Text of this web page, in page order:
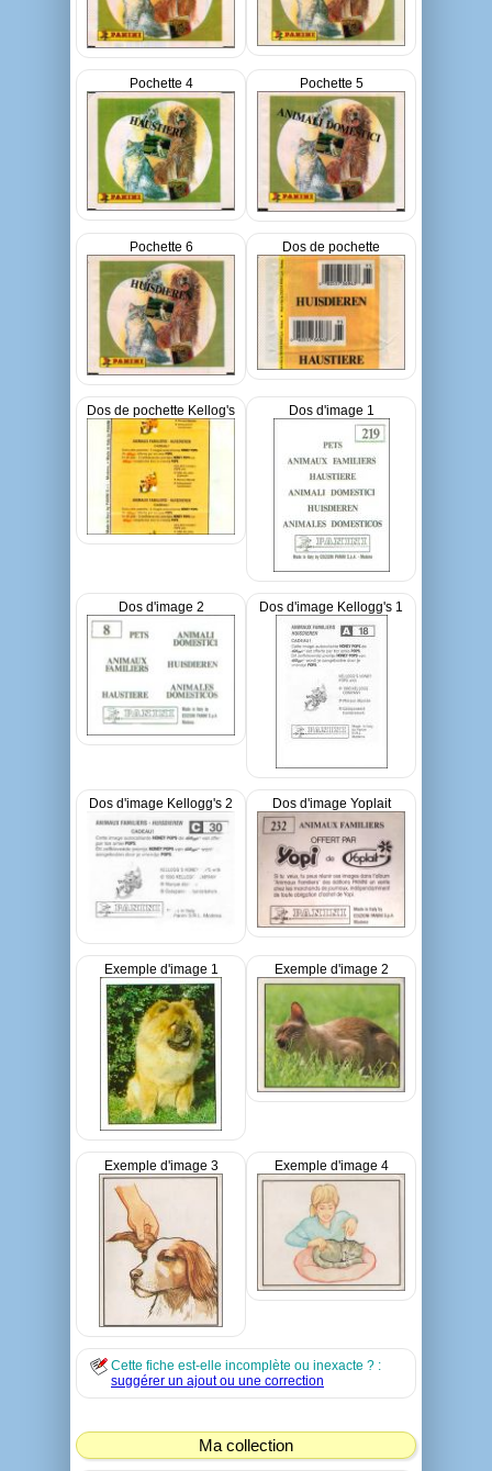
Pochette 4 Pochette 5
Pochette 6 Dos de pochette
Dos de pochette Kellog's Dos d'image 1
Dos d'image 2 Dos d'image Kellogg's 1
Dos d'image Kellogg's 2 Dos d'image Yoplait
Exemple d'image 1 Exemple d'image 2
Exemple d'image 3 Exemple d'image 4
Cette fiche est-elle incomplète ou inexacte ? :
suggérer un ajout ou une correction
Ma collection